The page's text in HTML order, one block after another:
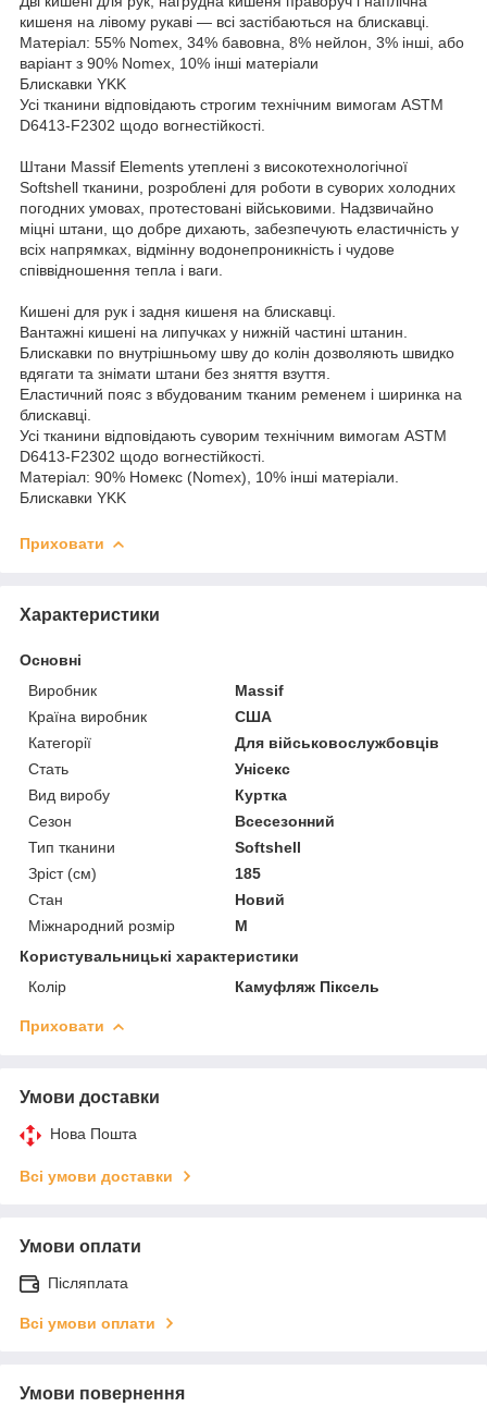
кишеня на лівому рукаві — всі застібаються на блискавці.
Матеріал: 55% Nomex, 34% бавовна, 8% нейлон, 3% інші, або
варіант з 90% Nomex, 10% інші матеріали
Блискавки YKK
Усі тканини відповідають строгим технічним вимогам ASTM
D6413-F2302 щодо вогнестійкості.
Штани Massif Elements утеплені з високотехнологічної
Softshell тканини, розроблені для роботи в суворих холодних
погодних умовах, протестовані військовими. Надзвичайно
міцні штани, що добре дихають, забезпечують еластичність у
всіх напрямках, відмінну водонепроникність і чудове
співвідношення тепла і ваги.
Кишені для рук і задня кишеня на блискавці.
Вантажні кишені на липучках у нижній частині штанин.
Блискавки по внутрішньому шву до колін дозволяють швидко
вдягати та знімати штани без зняття взуття.
Еластичний пояс з вбудованим тканим ременем і ширинка на
блискавці.
Усі тканини відповідають суворим технічним вимогам ASTM
D6413-F2302 щодо вогнестійкості.
Матеріал: 90% Номекс (Nomex), 10% інші матеріали.
Блискавки YKK
Приховати
Характеристики
Основні
Виробник
Massif
Країна виробник
США
Категорії
Для військовослужбовців
Стать
Унісекс
Вид виробу
Куртка
Сезон
Всесезонний
Тип тканини
Softshell
Зріст (см)
185
Стан
Новий
Міжнародний розмір
M
Користувальницькі характеристики
Колір
Камуфляж Піксель
Приховати
Умови доставки
Нова Пошта
Всі умови доставки
Умови оплати
Післяплата
Всі умови оплати
Умови повернення